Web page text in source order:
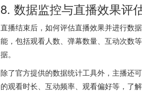
8. 数据监控与直播效果评
直播结束后，如何评估直播效果并进行数
能，包括观看人数、弹幕数量、互动次数
据。
除了官方提供的数据统计工具外，主播还
的观看时长、互动频率、观看偏好等，了